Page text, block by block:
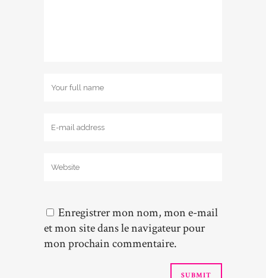
Enregistrer mon nom, mon e-mail
et mon site dans le navigateur pour
mon prochain commentaire.